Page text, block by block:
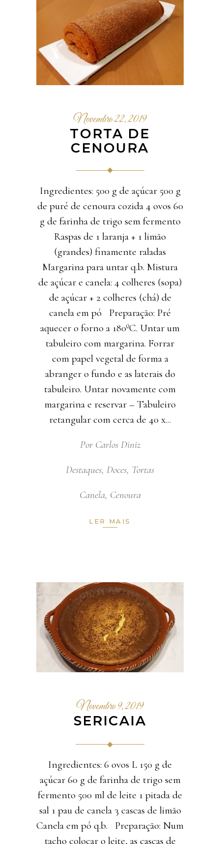
Novembro 22, 2019
TORTA DE
CENOURA
Ingredientes: 500 g de açúcar 500 g
de puré de cenoura cozida 4 ovos 60
g de farinha de trigo sem fermento
Raspas de 1 laranja + 1 limão
(grandes) finamente raladas
Margarina para untar q.b. Mistura
de açúcar e canela: 4 colheres (sopa)
de açúcar + 2 colheres (chá) de
canela em pó Preparação: Pré
aquecer o forno a 180ºC. Untar um
tabuleiro com margarina. Forrar
com papel vegetal de forma a
abranger o fundo e as laterais do
tabuleiro. Untar novamente com
margarina e reservar – Tabuleiro
retangular com cerca de 40 x
Por Carlos Diniz
Destaques, Doces, Tortas
Canela, Cenoura
LER MAIS
Novembro 9, 2019
SERICAIA
Ingredientes: 6 ovos L 150 g de
açúcar 60 g de farinha de trigo sem
fermento 500 ml de leite 1 pitada de
sal 1 pau de canela 3 cascas de limão
Canela em pó q.b. Preparação: Num
tacho colocar o leite, as cascas de